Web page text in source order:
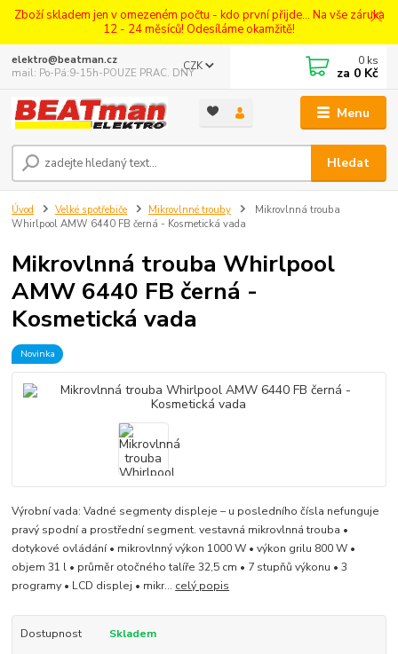
Zboží skladem jen v omezeném počtu - kdo první přijde... Na vše záruka
12 - 24 měsíců! Odesíláme okamžitě!
Menu
CZK
Hledat
elektro@beatman.cz
mail: Po-Pá:9-15h-POUZE PRAC. DNY
0 ks
za 0 Kč
Úvod Velké spotřebiče Mikrovlnné trouby
Mikrovlnná trouba
Whirlpool AMW 6440 FB černá - Kosmetická vada
Mikrovlnná trouba Whirlpool
AMW 6440 FB černá -
Kosmetická vada
Novinka
Výrobní vada: Vadné segmenty displeje – u posledního čísla nefunguje
pravý spodní a prostřední segment. vestavná mikrovlnná trouba •
dotykové ovládání • mikrovlnný výkon 1000 W • výkon grilu 800 W •
objem 31 l • průměr otočného talíře 32,5 cm • 7 stupňů výkonu • 3
programy • LCD displej • mikr... celý popis
Dostupnost Skladem